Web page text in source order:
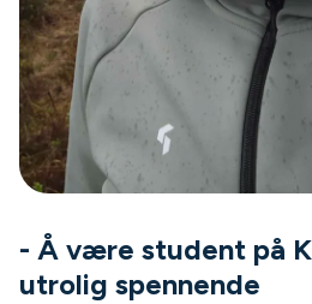
- Å være student på
utrolig spennende